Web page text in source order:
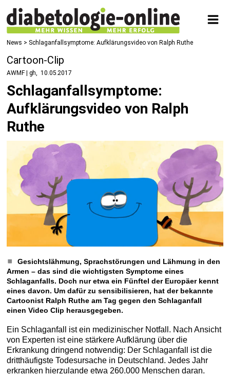
News > Schlaganfallsymptome: Aufklärungsvideo von Ralph Ruthe
Cartoon-Clip
AWMF | gh 10.05.2017
Schlaganfallsymptome:
Aufklärungsvideo von Ralph
Ruthe
Gesichtslähmung, Sprachstörungen und Lähmung in den
Armen – das sind die wichtigsten Symptome eines
Schlaganfalls. Doch nur etwa ein Fünftel der Europäer kennt
eines davon. Um dafür zu sensibilisieren, hat der bekannte
Cartoonist Ralph Ruthe am Tag gegen den Schlaganfall
einen Video Clip herausgegeben.
Ein Schlaganfall ist ein medizinischer Notfall. Nach Ansicht
von Experten ist eine stärkere Aufklärung über die
Erkrankung dringend notwendig: Der Schlaganfall ist die
dritthäufigste Todesursache in Deutschland. Jedes Jahr
erkranken hierzulande etwa 260.000 Menschen daran.